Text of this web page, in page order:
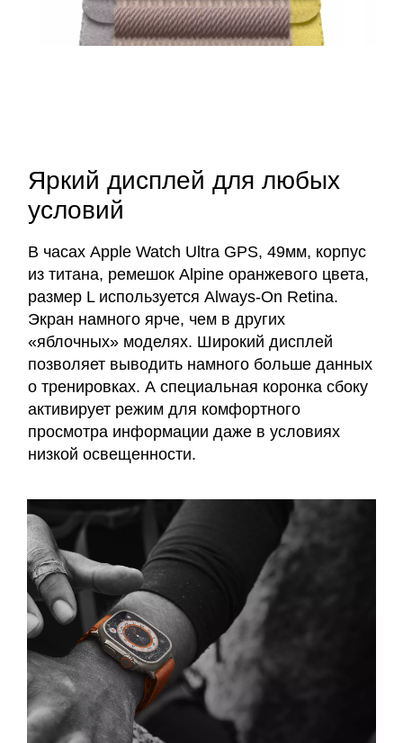
Яркий дисплей для любых
условий
В часах Apple Watch Ultra GPS, 49мм, корпус
из титана, ремешок Alpine оранжевого цвета,
размер L используется Always-On Retina.
Экран намного ярче, чем в других
«яблочных» моделях. Широкий дисплей
позволяет выводить намного больше данных
о тренировках. А специальная коронка сбоку
активирует режим для комфортного
просмотра информации даже в условиях
низкой освещенности.